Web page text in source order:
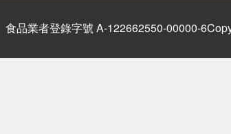
食品業者登錄字號 A-122662550-00000-6